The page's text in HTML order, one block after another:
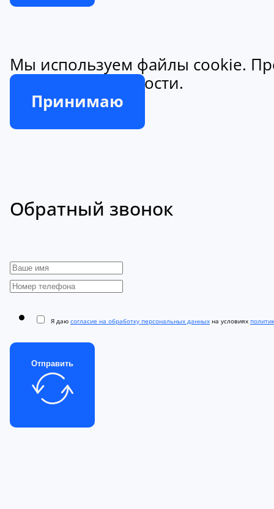
Мы используем файлы cookie.
конфиденциальности.
Принимаю
Обратный звонок
Я даю согласие на обработку персональных данных на условиях
Отправить